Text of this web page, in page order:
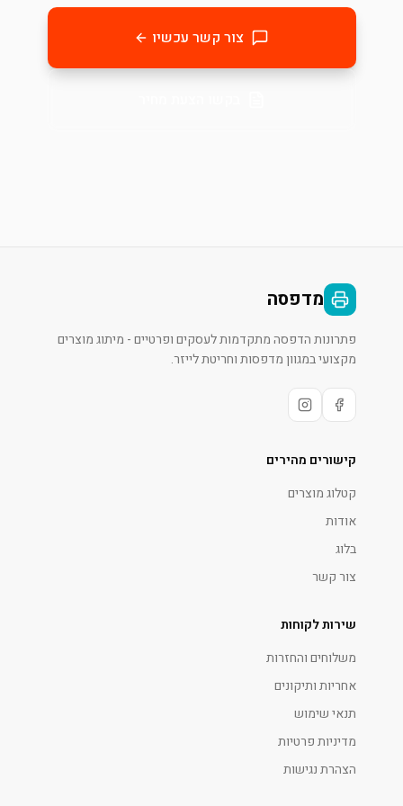
צור קשר עכשיו
מדפסה
פתרונות הדפסה מתקדמות לעסקים ופרטיים - מיתוג מוצרים
מקצועי במגוון מדפסות וחריטת לייזר.
קישורים מהירים
קטלוג מוצרים
אודות
בלוג
צור קשר
שירות לקוחות
משלוחים והחזרות
אחריות ותיקונים
תנאי שימוש
מדיניות פרטיות
הצהרת נגישות